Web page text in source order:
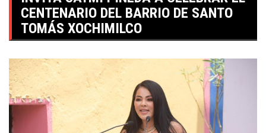
CENTENARIO DEL BARRIO DE SANTO
TOMÁS XOCHIMILCO